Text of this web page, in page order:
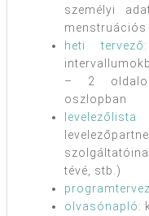
személyi
menstruációs
heti tervező
– 2
oszlopban
tévé, stb.)
olvasónapló: